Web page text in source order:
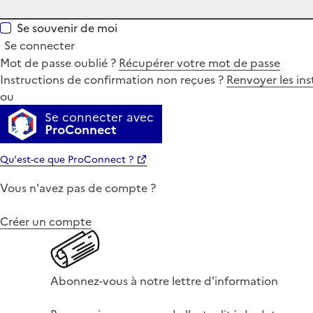
Se souvenir de moi
Se connecter
Mot de passe oublié ? Récupérer votre mot de passe
Instructions de confirmation non reçues ? Renvoyer les
ou
Se connecter avec
ProConnect
Qu'est-ce que ProConnect ?
Vous n'avez pas de compte ?
Créer un compte
Abonnez-vous à notre lettre d'information